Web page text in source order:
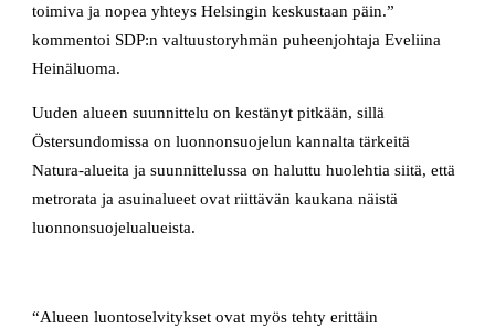
toimiva ja nopea yhteys Helsingin keskustaan päin.”
kommentoi SDP:n valtuustoryhmän puheenjohtaja Eveliina
Heinäluoma.
Uuden alueen suunnittelu on kestänyt pitkään, sillä
Östersundomissa on luonnonsuojelun kannalta tärkeitä
Natura-alueita ja suunnittelussa on haluttu huolehtia siitä, että
metrorata ja asuinalueet ovat riittävän kaukana näistä
luonnonsuojelualueista.
“Alueen luontoselvitykset ovat myös tehty erittäin